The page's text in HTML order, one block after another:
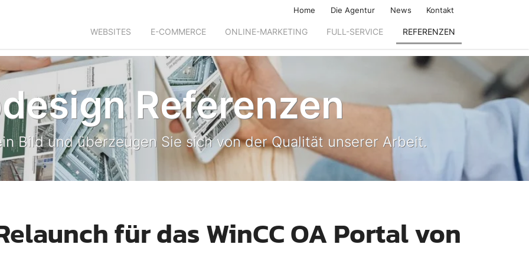
Home Die Agentur News Kontakt
WEBSITES E-COMMERCE ONLINE-MARKETING FULL-SERVICE REFERENZEN
Referenzen
Bild und überzeugen Sie sich von der Qualität unserer Arbeit.
für das WinCC OA Portal von